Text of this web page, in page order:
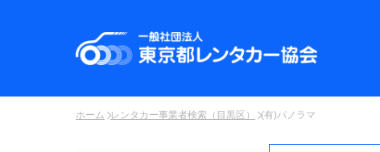
ホーム レンタカー事業者検索（目黒区） (有)パノラマ